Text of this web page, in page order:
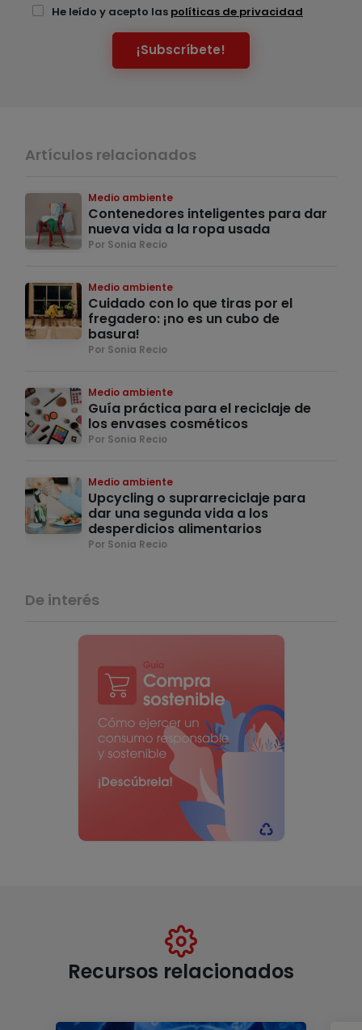
He leído y acepto las políticas de privacidad
¡Subscríbete!
Artículos relacionados
Medio ambiente
Contenedores inteligentes para dar
nueva vida a la ropa usada
Por Sonia Recio
Medio ambiente
Cuidado con lo que tiras por el
fregadero: ¡no es un cubo de
basura!
Por Sonia Recio
Medio ambiente
Guía práctica para el reciclaje de
los envases cosméticos
Por Sonia Recio
Medio ambiente
Upcycling o suprarreciclaje para
dar una segunda vida a los
desperdicios alimentarios
Por Sonia Recio
De interés
Recursos relacionados